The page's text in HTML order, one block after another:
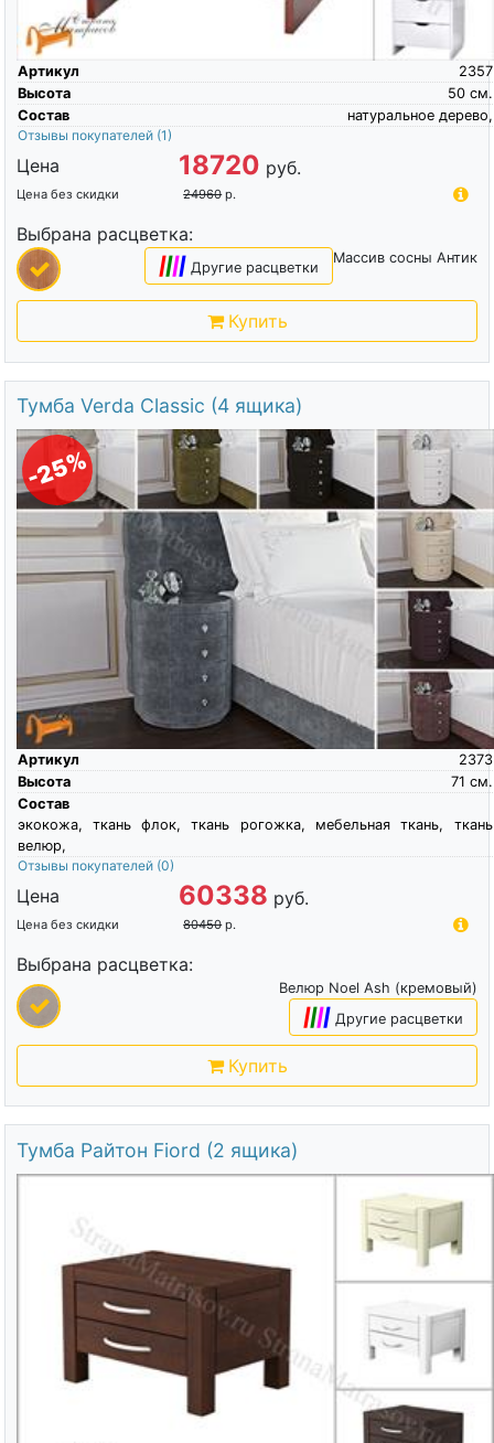
Артикул
2357
Высота
см.
50
Состав
натуральное дерево,
Отзывы покупателей (1)
Цена 18720 руб.
Цена без скидки 24960 р.
Выбрана расцветка:
Массив сосны Антик
|||| Другие расцветки
Купить
Тумба Verda Classic (4 ящика)
-25%
Артикул
2373
Высота
см.
71
Состав
экокожа, ткань флок, ткань рогожка, мебельная ткань, ткань
велюр,
Отзывы покупателей (0)
Цена 60338 руб.
Цена без скидки 80450 р.
Выбрана расцветка:
Велюр Noel Ash (кремовый)
|||| Другие расцветки
Купить
Тумба Райтон Fiord (2 ящика)